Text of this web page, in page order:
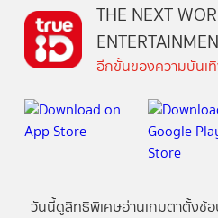
THE NEXT
อีกขั้นของความบันเ
วันนี้ดูสิทธิพิเศษอ่านเกมตาตั้งช้